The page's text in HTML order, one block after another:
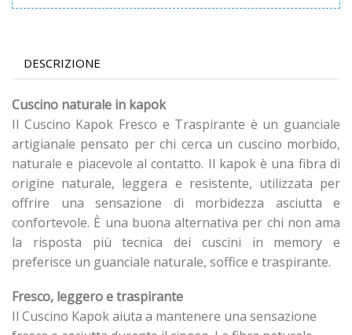
DESCRIZIONE
Cuscino naturale in kapok
Il Cuscino Kapok Fresco e Traspirante è un guanciale
artigianale pensato per chi cerca un cuscino morbido,
naturale e piacevole al contatto. Il kapok è una fibra di
origine naturale, leggera e resistente, utilizzata per
offrire una sensazione di morbidezza asciutta e
confortevole. È una buona alternativa per chi non ama
la risposta più tecnica dei cuscini in memory e
preferisce un guanciale naturale, soffice e traspirante.
Fresco, leggero e traspirante
Il Cuscino Kapok aiuta a mantenere una sensazione